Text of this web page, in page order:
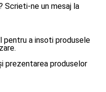
Scrieti-ne un mesaj la
pentru a insoti produsele
prezentarea produselor